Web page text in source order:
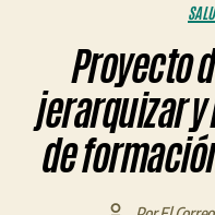
Proyecto
jerarquizar
de